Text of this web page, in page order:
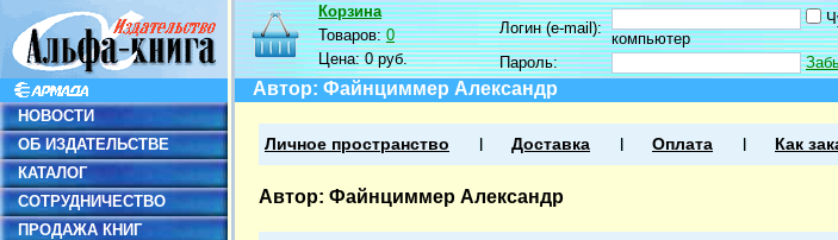
НОВОСТИ
ОБ ИЗДАТЕЛЬСТВЕ
КАТАЛОГ
СОТРУДНИЧЕСТВО
ПРОДАЖА КНИГ
Корзина
Товаров:0
Цена:0 руб.
Логин (e-mail):
компьютер
Пароль:
Автор: Файнциммер Александр
Личное пространство Доставка Оплата Как
Автор: Файнциммер Александр